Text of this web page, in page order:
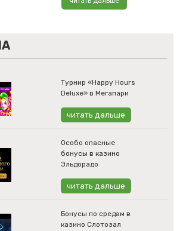
Турнир «Happy Hours
Deluxe» в Мегапари
читать дальше
Особо опасные
бонусы в казино
Эльдорадо
читать дальше
Бонусы по средам в
казино Слотозал